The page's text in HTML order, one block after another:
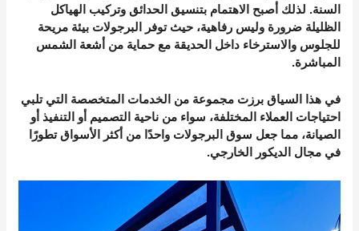
السنة. لذلك أصبح الاهتمام بتنسيق الحدائق وتركيب الهياكل
الظليلة ضرورة وليس رفاهية، حيث توفر البرجولات بيئة مريحة
للجلوس والاسترخاء داخل الحديقة مع حماية من أشعة الشمس
المباشرة.
في هذا السياق برزت مجموعة من الخدمات المتخصصة التي تلبي
احتياجات العملاء المختلفة، سواء من ناحية التصميم أو التنفيذ أو
الصيانة، مما جعل سوق البرجولات واحدًا من أكثر الأسواق تطورًا
في مجال الديكور الخارجي.